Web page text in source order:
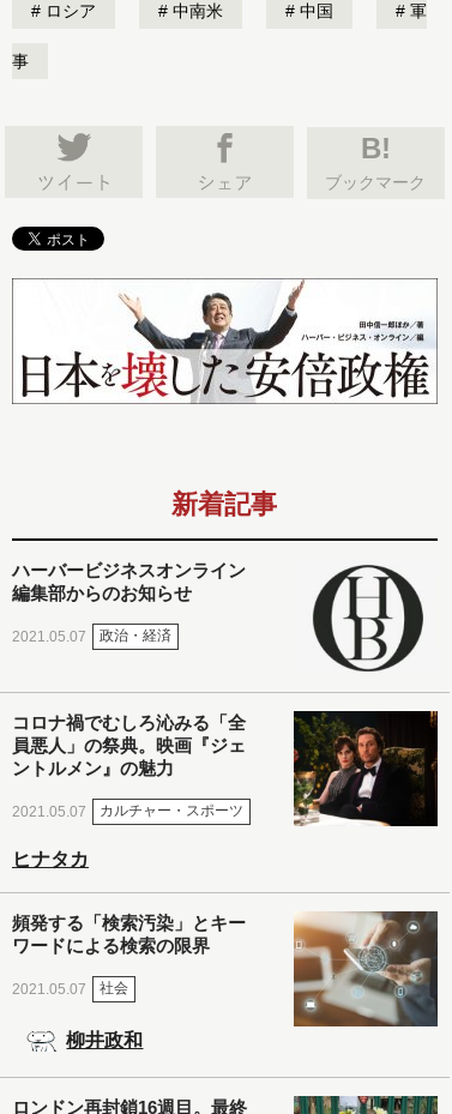
ロシア 中南米 中国 軍
事
B!
ブックマーク
新着記事
ハーバービジネスオンライン
編集部からのお知らせ
2021.05.07 政治・経済
コロナ禍でむしろ沁みる「全
員悪人」の祭典。映画『ジェ
ントルメン』の魅力
2021.05.07 カルチャー・スポーツ
ヒナタカ
頻発する「検索汚染」とキー
ワードによる検索の限界
2021.05.07 社会
柳井政和
ロンドン再封鎖16週目。最終